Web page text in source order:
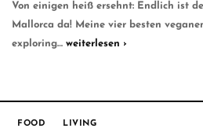
Von einigen heiß ersehnt: Endlich ist
Mallorca da! Meine vier besten
exploring… weiterlesen ›
FOOD LIVING